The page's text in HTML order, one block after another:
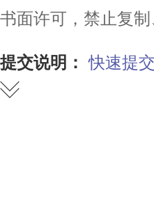
书面许可，禁止复制
提交说明： 快速提